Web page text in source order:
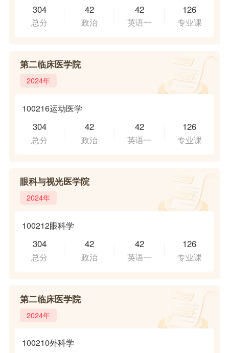
304
总分
42
政治
42
英语一
126
专业课
第二临床医学院
2024年
100216运动医学
304
总分
42
政治
42
英语一
126
专业课
眼科与视光医学院
2024年
100212眼科学
304
总分
42
政治
42
英语一
126
专业课
第二临床医学院
2024年
100210外科学